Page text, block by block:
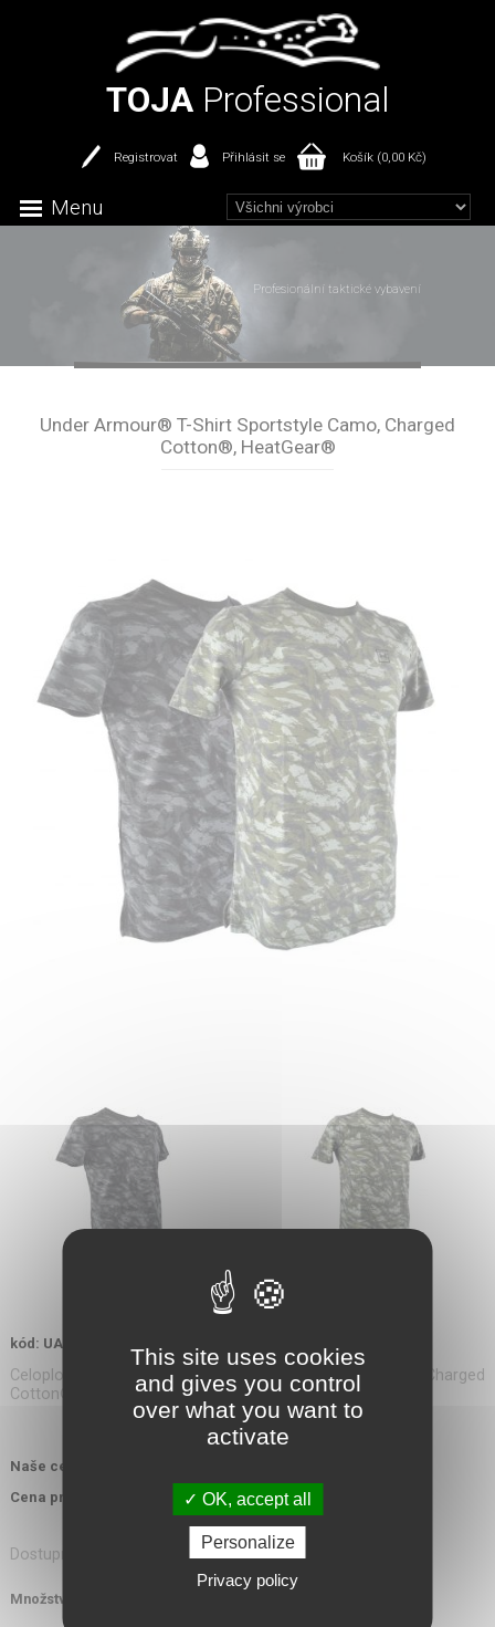
TOJA Professional
Registrovat Přihlásit se Košík (0,00 Kč)
Menu
Profesionální taktické vybavení
Under Armour® T-Shirt Sportstyle Camo, Charged
Cotton®, HeatGear®
kód: UA1305671
Celoplošný tisk, logo, rychleschnoucí, HeatGear®, Charged
Cotton®
Naše cena s DPH:
Cena pro ozbrojené složky s DPH: 855,00 Kč
Dostupnost: do týdne
Množství
This site uses cookies
and gives you control
over what you want to
activate
OK, accept all
Personalize
Privacy policy